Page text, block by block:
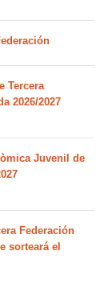
Tercera
2026/2027
Juvenil de
Federación
sorteará el